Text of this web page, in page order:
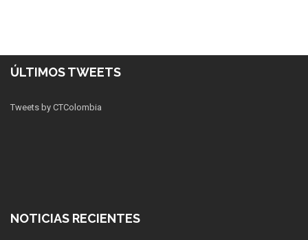
ÚLTIMOS TWEETS
Tweets by CTColombia
NOTICIAS RECIENTES